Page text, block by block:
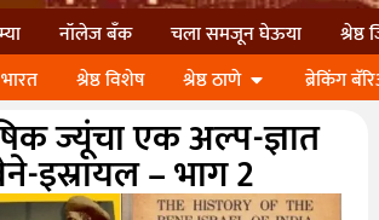
नॉलेज बॅंक चला समजून घेऊया
श्रेष्ठ
भारत श्रेष्ठ विशेष श्रेष्ठ ठाणे ब्रेकिंग
ज्यूंचा एक अल्प-ज्ञात
इस्रायल – भाग 2